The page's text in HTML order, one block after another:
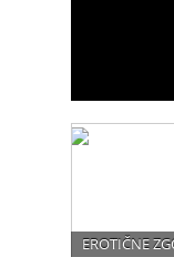
EROTIČNE